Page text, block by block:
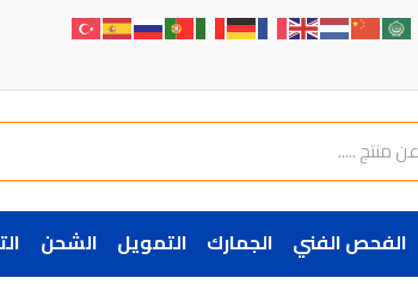
الفحص الفني الجمارك التمويل الشحن